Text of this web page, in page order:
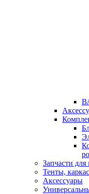
Запчасти
Тенты,
Аксессуары